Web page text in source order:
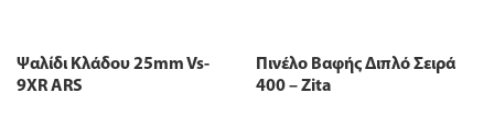
Ψαλίδι Κλάδου 25mm Vs-
9XR ARS
Πινέλο Βαφής Διπλό Σειρά
400 – Zita